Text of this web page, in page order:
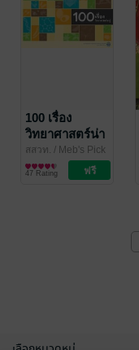
100 เรื่อง
วิทยาศาสตร์น่า
รู้
สสวท. / Meb's Pick
วิทยาศาสตร์และ
เทคโนโลยี
47 Rating